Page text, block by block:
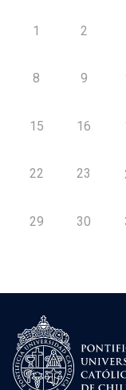
1 2
8 9
15 16
22 23
29 30